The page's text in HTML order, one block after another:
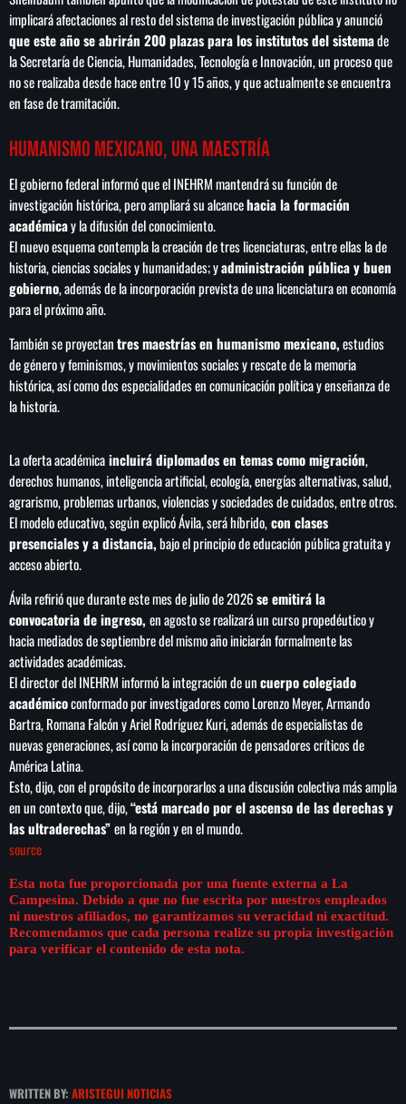
implicará afectaciones al resto del sistema de investigación pública y anunció
que este año se abrirán 200 plazas para los institutos del sistemade
la Secretaría de Ciencia, Humanidades, Tecnología e Innovación, un proceso que
no se realizaba desde hace entre 10 y 15 años, y que actualmente se encuentra
en fase de tramitación.
Humanismo mexicano, una maestría
El gobierno federal informó que el INEHRM mantendrá su función de
investigación histórica, pero ampliará su alcancehacia la formación
académicay la difusión del conocimiento.
El nuevo esquema contempla la creación de tres licenciaturas, entre ellas la de
historia, ciencias sociales y humanidades; yadministración pública y buen
gobierno, además de la incorporación prevista de una licenciatura en economía
para el próximo año.
También se proyectantres maestrías en humanismo mexicano,estudios
de género y feminismos, y movimientos sociales y rescate de la memoria
histórica, así como dos especialidades en comunicación política y enseñanza de
la historia.
La oferta académicaincluirá diplomados en temas como migración,
derechos humanos, inteligencia artificial, ecología, energías alternativas, salud,
agrarismo, problemas urbanos, violencias y sociedades de cuidados, entre otros.
El modelo educativo, según explicó Ávila, será híbrido,con clases
presenciales y a distancia,bajo el principio de educación pública gratuita y
acceso abierto.
Ávila refirió que durante este mes de julio de 2026se emitirá la
convocatoria de ingreso, en agosto se realizará un curso propedéutico y
hacia mediados de septiembre del mismo año iniciarán formalmente las
actividades académicas.
El director del INEHRM informó la integración de uncuerpo colegiado
académicoconformado por investigadores como Lorenzo Meyer, Armando
Bartra, Romana Falcón y Ariel Rodríguez Kuri, además de especialistas de
nuevas generaciones, así como la incorporación de pensadores críticos de
América Latina.
Esto, dijo, con el propósito de incorporarlos a una discusión colectiva más amplia
en un contexto que, dijo,“está marcado por el ascenso de las derechas y
las ultraderechas”en la región y en el mundo.
source
Esta nota fue proporcionada por una fuente externa a La
Campesina. Debido a que no fue escrita por nuestros empleados
ni nuestros afiliados, no garantizamos su veracidad ni exactitud.
Recomendamos que cada persona realize su propia investigación
para verificar el contenido de esta nota.
WRITTEN BY: ARISTEGUI NOTICIAS